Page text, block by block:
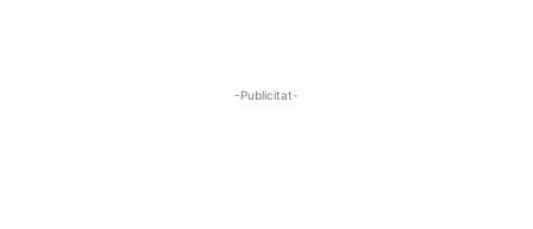
-Publicitat-